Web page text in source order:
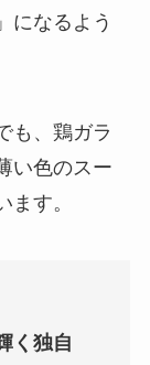
になるよう
も、鶏ガラ
い色のスー
す。
く独自